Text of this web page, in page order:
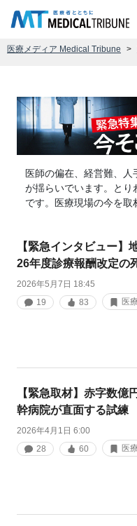
医療メディア Medical Tribune
医師の偏在、経営難、
が揺らいでいます。とり
です。医療現場の今を取
【緊急インタビュー】
26年度診療報酬改定の
2026年5月7日 18:45
19
83 医
【緊急取材】赤字数億
幹病院が直面する試練
2026年4月1日 6:00
28
60 医